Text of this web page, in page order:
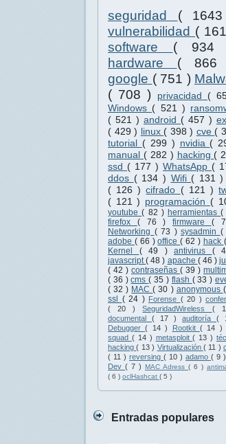
seguridad (
vulnerabilidad (
software ( 934
hardware ( 866
google ( 751 )
( 708 )
privacidad (
Windows ( 521 )
( 521 ) android ( 457 )
( 429 ) linux ( 398 ) cve (
tutorial ( 299 ) nvidia (
manual ( 282 ) hacking (
ssd ( 177 ) WhatsApp (
ddos ( 134 ) Wifi ( 131 )
( 126 )cifrado ( 121 )
( 121 ) programación (
youtube( 82 ) herramientas(
firefox ( 76 ) firmware (
Networking ( 73 ) sysadmin (
adobe ( 66 )office( 62 ) hack
Kernel ( 49 ) antivirus (
javascript( 48 ) apache ( 46 )
( 42 ) contraseñas ( 39 )
( 36 )cms( 35 ) flash ( 33 )
( 32 ) MAC( 30 ) anonymous
ssl ( 24 ) Forense ( 20 )
( 20 )SeguridadWireless (
documental ( 17 ) auditoría (
Debugger( 14 ) Rootkit ( 14 )
squad ( 14 ) metasploit( 13 )
hacking( 13 ) Virtualización ( 11 )
( 11 ) reversing ( 10 ) adamo ( 9 )
Dev ( 7 ) MAC Adress ( 6 )
( 6 ) oclHashcat ( 5 )
Entradas populares